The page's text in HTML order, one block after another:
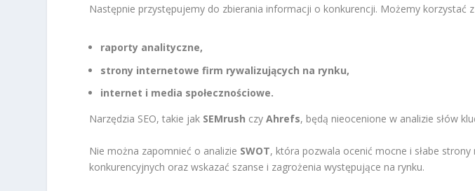
Następnie przystępujemy do zbierania informacji o konkurencji. Możemy korzystać
raporty analityczne,
strony internetowe firm rywalizujących na rynku,
internet i media społecznościowe.
Narzędzia SEO, takie jak SEMrush czyAhrefs, będą nieocenione w analizie słów
Nie można zapomnieć o analizie SWOT, która pozwala ocenić mocne i słabe
konkurencyjnych oraz wskazać szanse i zagrożenia występujące na rynku.